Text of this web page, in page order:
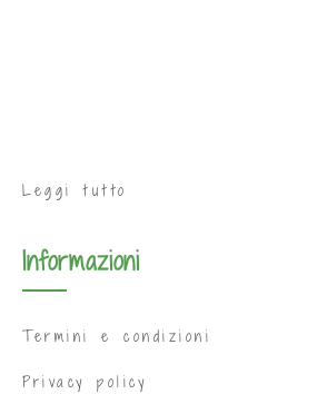
Leggi tutto
Informazioni
Termini e condizioni
Privacy policy